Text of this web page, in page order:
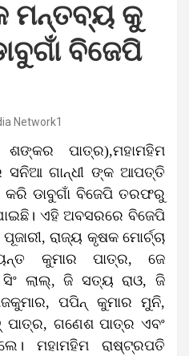
ମନ୍ତବ୍ୟ କୁ
ବିଜେପି
Network1
ପାତ୍ର),ମହାମହିମ
ସନିଆ ଗାନ୍ଧୀ ଙ୍କ ଆପତ୍ତି
ଡାବୁଗାଁ ବିଜେପି ତରଫରୁ
ଏହି ଅବସରରେ ବିଜେପି
ରାଜ୍ୟ କୃଷକ ମୋର୍ଚ୍ଚା
କୁମାର ପାତ୍ର, ଜେ
ସିଂ ଲାଲ୍, ଜି ସତ୍ୟ ରାଓ, ଜି
ପପିନ୍ କୁମାର ମୁନି,
ପାତ୍ର, ଗଣେଶ ପାତ୍ର ଏବଂ
ମହାମହିମ ରାଷ୍ଟ୍ରପତି